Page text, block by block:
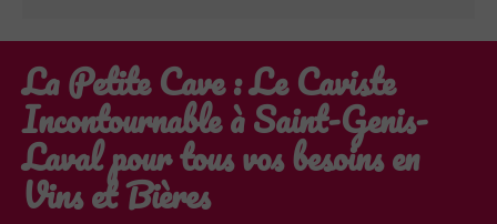
La Petite Cave : Le Caviste
Incontournable à Saint-Genis-
Laval pour tous vos besoins en
Vins et Bières